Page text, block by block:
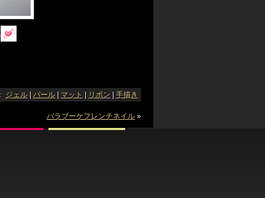
ジェル | パール | マット | リボン | 手描き
バラブーケフレンチネイル »